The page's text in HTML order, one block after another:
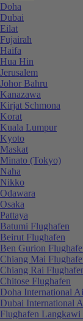
Doha
Dubai
Eilat
Fujairah
Haifa
Hua Hin
Jerusalem
Johor Bahru
Kanazawa
Kirjat Schmona
Korat
Kuala Lumpur
Kyoto
Maskat
Minato (Tokyo)
Naha
Nikko
Odawara
Osaka
Pattaya
Batumi Flughafen
Beirut Flughafen
Ben Gurion
Chiang Mai
Chiang Rai
Chitose Flughafen
Doha International
Dubai International
Flughafen